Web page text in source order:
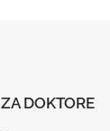
ZA DOKTORE